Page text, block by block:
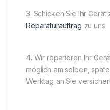
3. Schicken Sie Ihr Gerät
Reparaturauftrag zu uns
4. Wir reparieren Ihr
möglich am selben,
Werktag an Sie